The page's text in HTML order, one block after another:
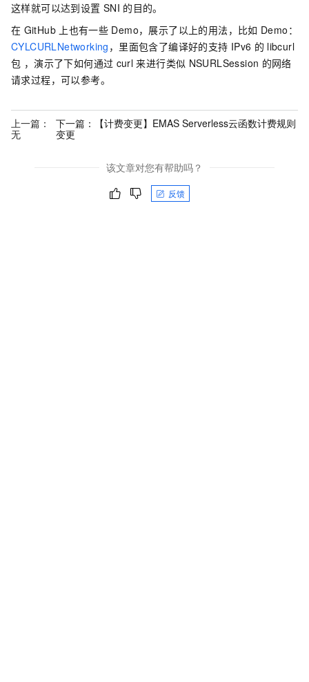
这样就可以达到设置 SNI 的目的。
在 GitHub 上也有一些 Demo，展示了以上的用法，比如 Demo：
CYLCURLNetworking ，里面包含了编译好的支持 IPv6 的 libcurl
包 ，演示了下如何通过 curl 来进行类似 NSURLSession 的网络
请求过程，可以参考。
上一篇：
无
下一篇：
【计费变更】EMAS Serverless云函数计费规则
变更
该文章对您有帮助吗？
反馈